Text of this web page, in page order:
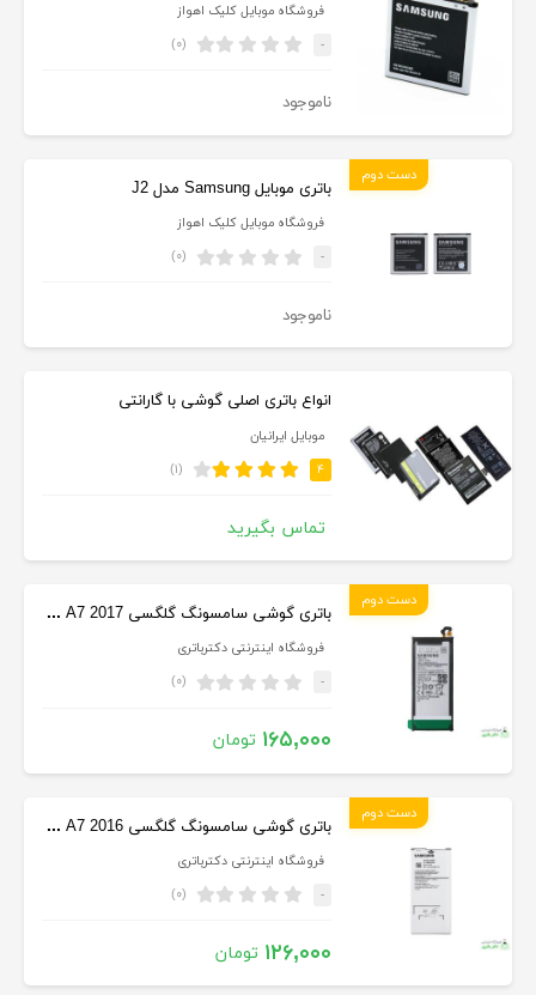
فروشگاه موبایل کلیک اهواز
- (۰)
ناموجود
دست دوم
باتری موبایل Samsung مدل J2
فروشگاه موبایل کلیک اهواز
- (۰)
ناموجود
انواع باتری اصلی گوشی با گارانتی
موبایل ایرانیان
۴ (۱)
تماس بگیرید
دست دوم
باتری گوشی سامسونگ گلگسی Samsung Galaxy A7 2017
فروشگاه اینترنتی دکترباتری
- (۰)
۱۶۵,۰۰۰ تومان
دست دوم
باتری گوشی سامسونگ گلگسی Samsung Galaxy A7 2016
فروشگاه اینترنتی دکترباتری
- (۰)
۱۲۶,۰۰۰ تومان